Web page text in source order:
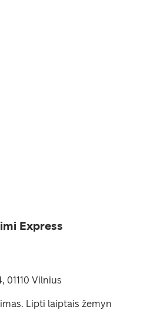
Express
01110 Vilnius
Lipti laiptais žemyn